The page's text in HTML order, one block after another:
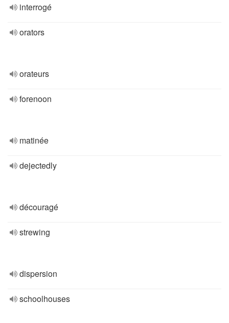
interrogé
orators
orateurs
forenoon
matinée
dejectedly
découragé
strewing
dispersion
schoolhouses